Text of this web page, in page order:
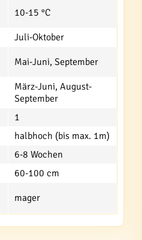
10-15 °C
Juli-Oktober
Mai-Juni, September
März-Juni, August-
September
1
halbhoch (bis max. 1m)
6-8 Wochen
60-100 cm
mager